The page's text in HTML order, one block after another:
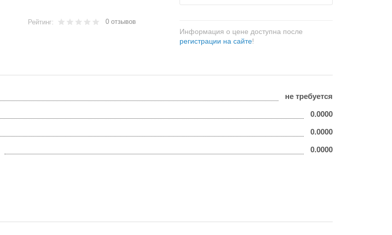
Рейтинг: 0 отзывов
Информация о цене доступна после
регистрации на сайте!
не требуется
0.0000
0.0000
0.0000